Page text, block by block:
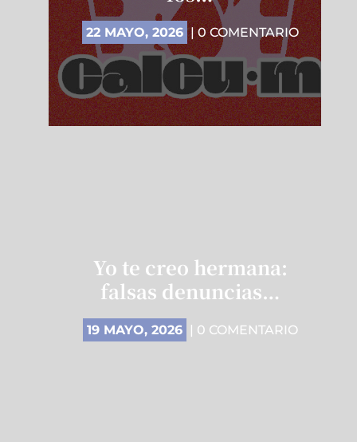
22 MAYO, 2026 | 0 COMENTARIO
Yo te creo hermana:
falsas denuncias…
19 MAYO, 2026 | 0 COMENTARIO